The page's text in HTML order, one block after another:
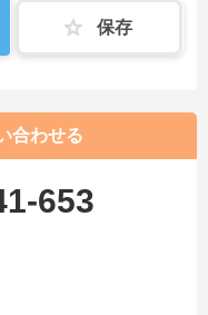
保存
合わせる
653